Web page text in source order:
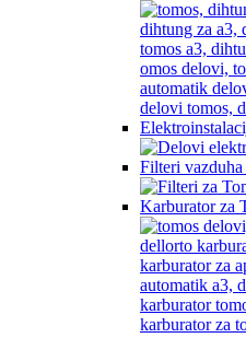
Filteri
Karburator za